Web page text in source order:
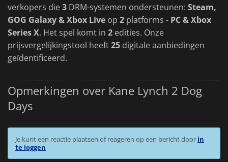
verkopers die3 DRM-systemen ondersteunen: Steam,
GOG Galaxy & Xbox Live op 2 platforms - PC & Xbox
Series X. Het spel komt in 2 edities. Onze
prijsvergelijkingstool heeft25 digitale aanbiedingen
geïdentificeerd.
Opmerkingen over Kane Lynch 2 Dog
Days
Je kunt een reactie plaatsen of reageren op een bericht door in
te loggen